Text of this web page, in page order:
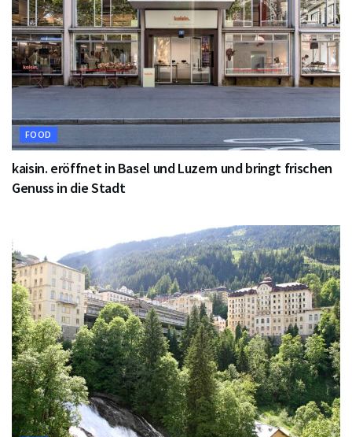
FOOD
kaisin. eröffnet in Basel und Luzern und bringt frischen
Genuss in die Stadt